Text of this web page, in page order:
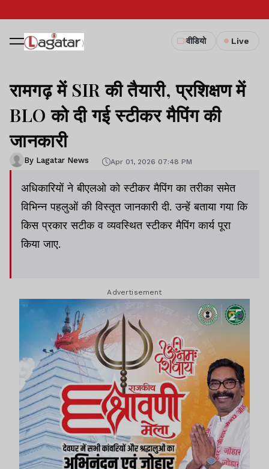
वीडियो Live
रामगढ़ में SIR की तैयारी, प्रशिक्षण में
BLO को दी गई स्टीकर मैपिंग की
जानकारी
By Lagatar News Apr 01, 2026 07:48 PM
अधिकारियों ने बीएलओ को स्टीकर मैपिंग का तरीका समेत
विभिन्न पहलुओं की विस्तृत जानकारी दी. उन्हें बताया गया कि
किस प्रकार सटीक व व्यवस्थित स्टीकर मैपिंग कार्य पूरा
किया जाए.
Advertisement